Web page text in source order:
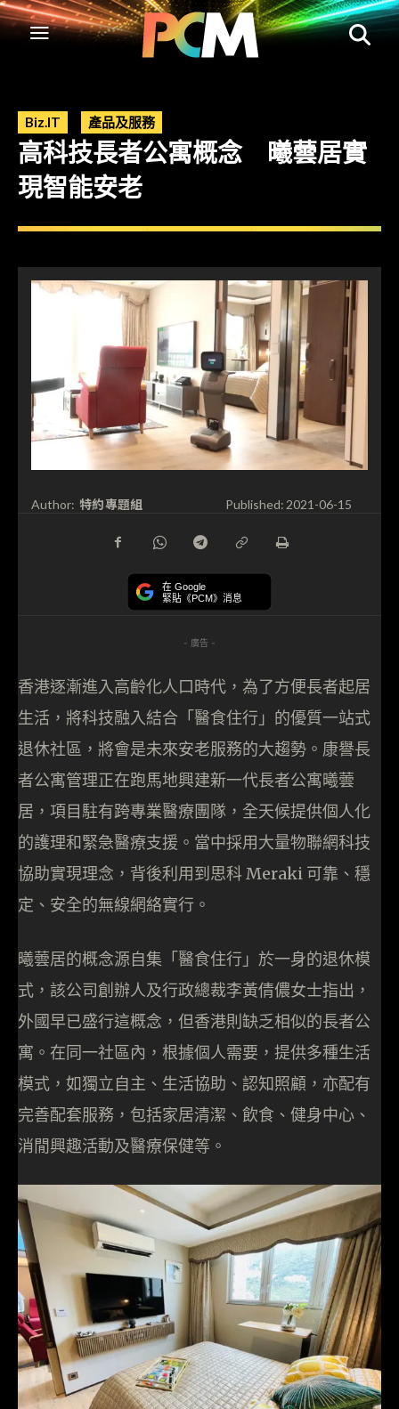
Biz.IT 產品及服務
高科技長者公寓概念 曦蕓居實
現智能安老
Author: 特約專題組 Published: 2021-06-15
在 Google
緊貼《PCM》消息
- 廣告 -
香港逐漸進入高齡化人口時代，為了方便長者起居
生活，將科技融入結合「醫食住行」的優質一站式
退休社區，將會是未來安老服務的大趨勢。康譽長
者公寓管理正在跑馬地興建新一代長者公寓曦蕓
居，項目駐有跨專業醫療團隊，全天候提供個人化
的護理和緊急醫療支援。當中採用大量物聯網科技
協助實現理念，背後利用到思科 Meraki 可靠、穩
定、安全的無線網絡實行。
曦蕓居的概念源自集「醫食住行」於一身的退休模
式，該公司創辦人及行政總裁李黃倩儂女士指出，
外國早已盛行這概念，但香港則缺乏相似的長者公
寓。在同一社區內，根據個人需要，提供多種生活
模式，如獨立自主、生活協助、認知照顧，亦配有
完善配套服務，包括家居清潔、飲食、健身中心、
消閒興趣活動及醫療保健等。